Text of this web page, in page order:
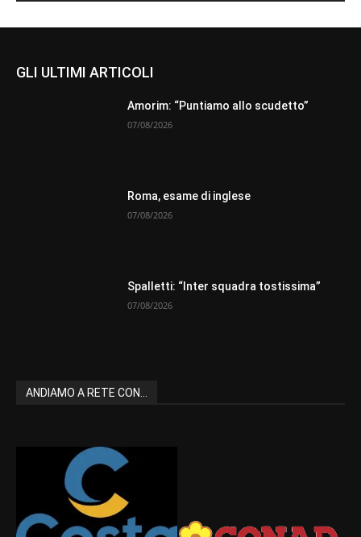
GLI ULTIMI ARTICOLI
Amorim: “Puntiamo allo scudetto”
07/08/2026
Roma, esame di inglese
07/08/2026
Spalletti: “Inter squadra tostissima”
07/08/2026
ANDIAMO A RETE CON...